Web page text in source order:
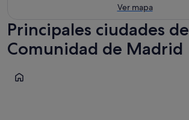
Ver mapa
Principales ciudades de
Comunidad de Madrid
Madrid